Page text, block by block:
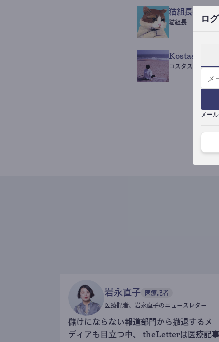
ロ
メー
猫組長POST
猫組長
Kostas
コスタス
岩永直子 医療記者
医療記者、岩永直子のニュースレター
儲けにならない報道部門から撤退するメ
ディアも目立つ中、 theLetterは医療記